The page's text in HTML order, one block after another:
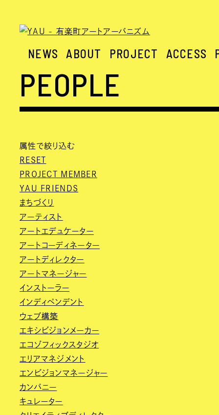
NEWS ABOUT PROJECT ACCESS
PEOPLE
属性で絞り込む
RESET
PROJECT MEMBER
YAU FRIENDS
まちづくり
アーティスト
アートエデュケーター
アートコーディネーター
アートディレクター
アートマネージャー
インストーラー
インディペンデント
ウェブ構築
エキシビジョンメーカー
エコゾフィックスタジオ
エリアマネジメント
エンビジョンマネージャー
カンパニー
キュレーター